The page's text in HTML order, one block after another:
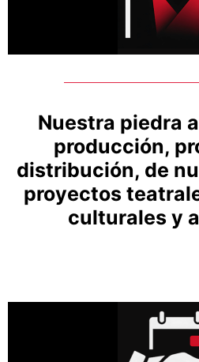
Nuestra piedra
producción,
distribución, de
proyectos
culturales y